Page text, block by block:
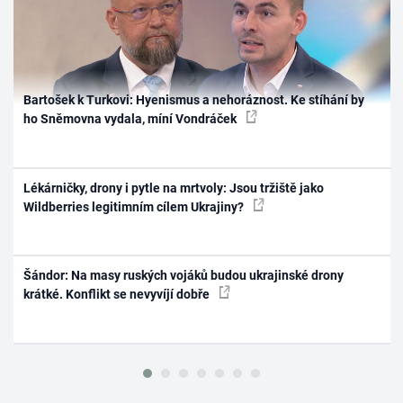
Bartošek k Turkovi: Hyenismus a nehoráznost. Ke stíhání by
ho Sněmovna vydala, míní Vondráček
Lékárničky, drony i pytle na mrtvoly: Jsou tržiště jako
Wildberries legitimním cílem Ukrajiny?
Šándor: Na masy ruských vojáků budou ukrajinské drony
krátké. Konflikt se nevyvíjí dobře